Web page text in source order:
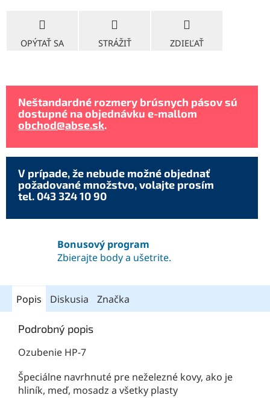
OPÝTAŤ SA STRÁŽIŤ ZDIEĽAŤ
Neštandardné rozmery brúsnych pásov sú
dostupné na objednávku e-mallom
obchod@abse.sk.
V prípade, že nebude možné objednať
požadované množstvo, volajte prosím
tel. 043 324 10 90
Bonusový program
Zbierajte body a ušetrite.
Popis Diskusia Značka
Podrobný popis
Ozubenie HP-7
Špeciálne navrhnuté pre neželezné kovy, ako je
hliník, meď, mosadz a všetky plasty